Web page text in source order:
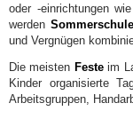
oder -einrichtungen
werden
und Vergnügen
Die meisten Festeim
Kinder organisierte
Arbeitsgruppen,